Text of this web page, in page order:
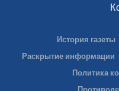
История газеты
Раскрытие информации
Политика